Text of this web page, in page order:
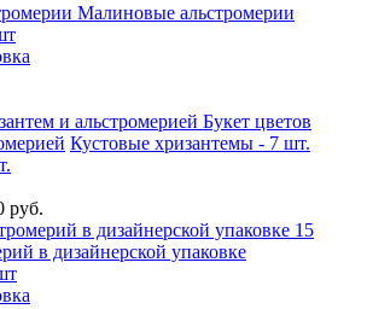
Малиновые альстромерии
Букет цветов
Кустовые хризантемы - 7 шт.
руб.
15
в дизайнерской упаковке